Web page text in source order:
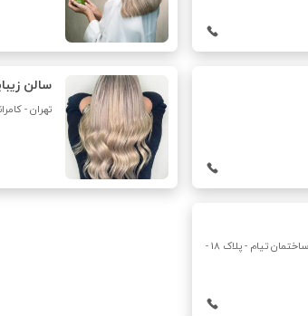
سالن
تهران -
تهران - فرمانیه - بلوار اندرزگو - نبش کوچه حسینی - نبش امیر شکلات - ساختمان تیام - پلاک 18 -